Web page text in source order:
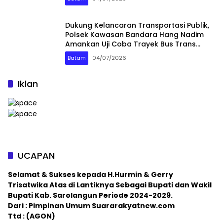
Dukung Kelancaran Transportasi Publik,
Polsek Kawasan Bandara Hang Nadim
Amankan Uji Coba Trayek Bus Trans
Batam
Batam 04/07/2026
Iklan
UCAPAN
Selamat & Sukses kepada H.Hurmin & Gerry
Trisatwika Atas di Lantiknya Sebagai Bupati dan Wakil
Bupati Kab. Sarolangun Periode 2024-2029.
Dari : Pimpinan Umum Suararakyatnew.com
Ttd : (AGON)